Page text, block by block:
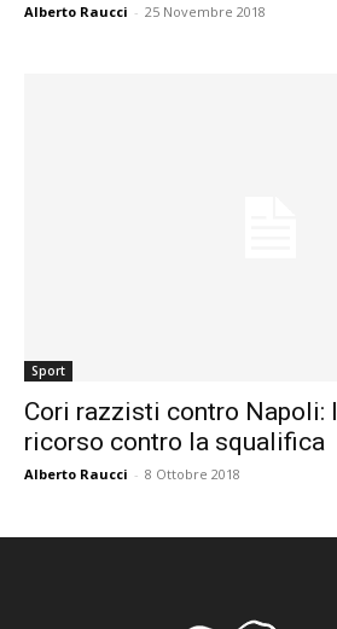
Alberto Raucci - 25 Novembre 2018
Sport
Cori razzisti contro Napoli:
ricorso contro la squalifica
Alberto Raucci - 8 Ottobre 2018